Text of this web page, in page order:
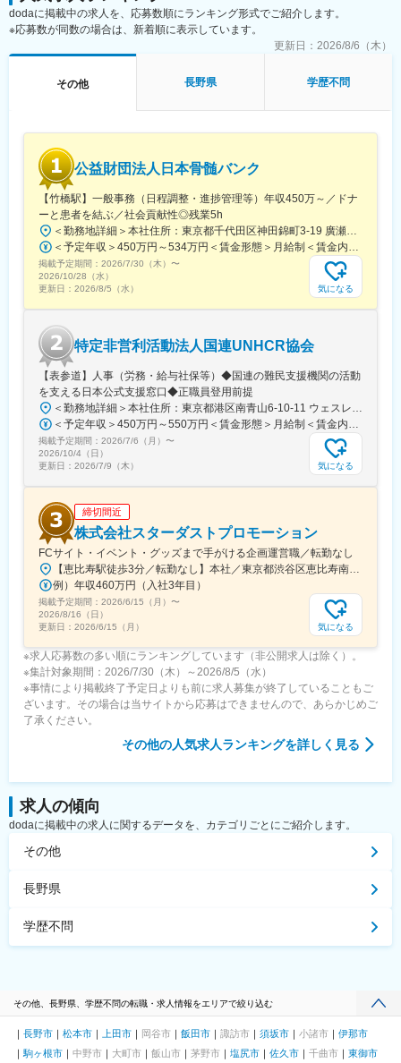
dodaに掲載中の求人を、応募数順にランキング形式でご紹介します。
※応募数が同数の場合は、新着順に表示しています。
更新日： 2026/8/6（木）
その他 長野県 学歴不問
公益財団法人日本骨髄バンク
【竹橋駅】一般事務（日程調整・進捗管理等）年収450万～／ドナ
ーと患者を結ぶ／社会貢献性◎残業5h
＜勤務地詳細＞本社住所：東京都千代田区神田錦町3-19 廣瀬第2ビル7F勤務地最寄駅：東京メトロ東西線／竹橋駅受動喫煙対策：屋内全面禁煙変更の範囲：会社の定める事業所
＜予定年収＞450万円～534万円＜賃金形態＞月給制＜賃金内訳＞月額（基本給）：225,600円～268,300円その他固定手当/月：45,120円～53,660円＜月給＞270,720円～321,960円＜昇給有無＞有＜残業手当＞有＜給与補足＞■賞与実績:年2回(2025年度実績4.6カ月分)■諸手当：通勤手当（会社規定に基づき支給）、残業手当（残業時間に応じて別途支給）賃金はあくまでも目安の金額であり、選考を通じて上下する可能性があります。月給(月額)は固定手当を含めた表記です。
掲載予定期間： 2026/7/30（木） 〜
2026/10/28（水）
更新日： 2026/8/5（水） 気になる
特定非営利活動法人国連UNHCR協会
【表参道】人事（労務・給与社保等）◆国連の難民支援機関の活動
を支える日本公式支援窓口◆正職員登用前提
＜勤務地詳細＞本社住所：東京都港区南青山6-10-11 ウェスレーセンター3F勤務地最寄駅：地下鉄各線／表参道駅受動喫煙対策：屋内全面禁煙変更の範囲：会社の定める事業所（リモートワーク含む）
＜予定年収＞450万円～550万円＜賃金形態＞月給制＜賃金内訳＞月額（基本給）：340,000円～420,000円＜月給＞340,000円～420,000円＜昇給有無＞有＜残業手当＞有＜給与補足＞※能力・経験によって決定します。■賞与あり（業績評価に応じて支給）賃金はあくまでも目安の金額であり、選考を通じて上下する可能性があります。月給(月額)は固定手当を含めた表記です。
掲載予定期間： 2026/7/6（月） 〜
2026/10/4（日）
更新日： 2026/7/9（木） 気になる
締切間近
株式会社スターダストプロモーション
FCサイト・イベント・グッズまで手がける企画運営職／転勤なし
【恵比寿駅徒歩3分／転勤なし】本社／東京都渋谷区恵比寿南1-15-1◎アクセス・東京メトロ日比谷線「恵比寿駅」より徒歩3分・JR「恵比寿駅」より徒歩5分・東急東横線「代官山駅」より徒歩10分※受動喫煙対策：敷地内禁煙
例）年収460万円（入社3年目）
掲載予定期間： 2026/6/15（月） 〜
2026/8/16（日）
更新日： 2026/6/15（月） 気になる
※求人応募数の多い順にランキングしています（非公開求人は除く）。
※集計対象期間：2026/7/30（木）～2026/8/5（水）
※事情により掲載終了予定日よりも前に求人募集が終了していることもご
ざいます。その場合は当サイトから応募はできませんので、あらかじめご
了承ください。
その他の人気求人ランキングを詳しく見る
求人の傾向
dodaに掲載中の求人に関するデータを、カテゴリごとにご紹介します。
その他
長野県
学歴不問
その他、長野県、学歴不問の転職・求人情報をエリアで絞り込む
長野市 松本市 上田市 岡谷市 飯田市 諏訪市 須坂市 小諸市
伊那市
駒ヶ根市
中野市 大町市 飯山市 茅野市 塩尻市 佐久市 千曲市 東御市